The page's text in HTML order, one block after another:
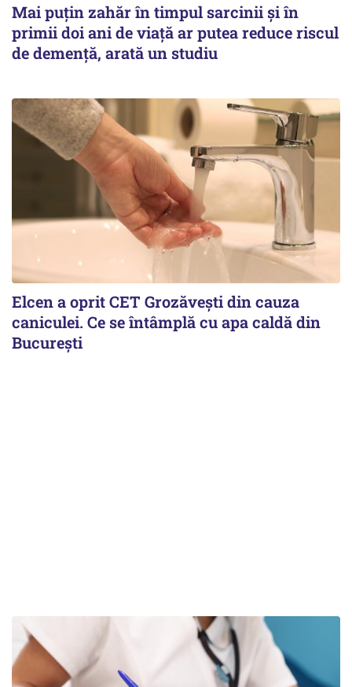
Mai puțin zahăr în timpul sarcinii și în
primii doi ani de viață ar putea reduce riscul
de demență, arată un studiu
Elcen a oprit CET Grozăvești din cauza
caniculei. Ce se întâmplă cu apa caldă din
București